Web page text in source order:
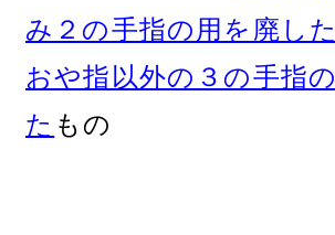
み２の手指の用を廃し
おや指以外の３の手指
た もの